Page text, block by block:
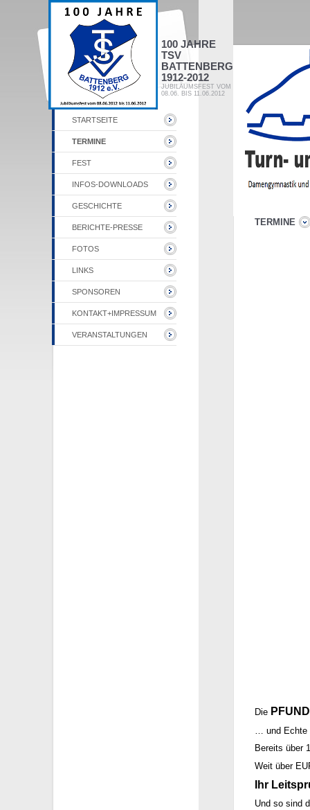
100 JAHRE
TSV
BATTENBERG
1912-2012
JUBILÄUMSFEST VOM
08.06. BIS 11.06.2012
STARTSEITE
TERMINE
FEST
INFOS-DOWNLOADS
GESCHICHTE
BERICHTE-PRESSE
FOTOS
LINKS
SPONSOREN
KONTAKT+IMPRESSUM
VERANSTALTUNGEN
TERMINE
Die
… und
Bereits über
Weit über
Ihr
Und so sind